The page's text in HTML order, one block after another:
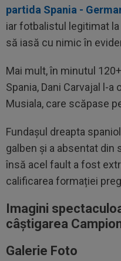
partida Spania -
iar fotbalistul legitimat
să iasă cu nimic în
Mai mult, în minutul
Spania, Dani Carvajal l-
Musiala, care scăpase
Fundașul dreapta
galben și a absentat din
însă acel fault a fost
calificarea formației
Imagini
câștigarea
Galerie Foto